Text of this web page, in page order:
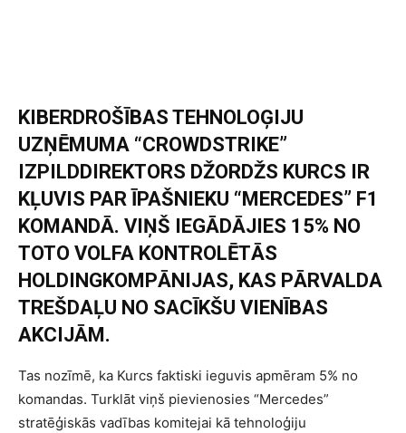
KIBERDROŠĪBAS TEHNOLOĢIJU
UZŅĒMUMA “CROWDSTRIKE”
IZPILDDIREKTORS DŽORDŽS KURCS IR
KĻUVIS PAR ĪPAŠNIEKU “MERCEDES” F1
KOMANDĀ. VIŅŠ IEGĀDĀJIES 15% NO
TOTO VOLFA KONTROLĒTĀS
HOLDINGKOMPĀNIJAS, KAS PĀRVALDA
TREŠDAĻU NO SACĪKŠU VIENĪBAS
AKCIJĀM.
Tas nozīmē, ka Kurcs faktiski ieguvis apmēram 5% no
komandas. Turklāt viņš pievienosies “Mercedes”
stratēģiskās vadības komitejai kā tehnoloģiju